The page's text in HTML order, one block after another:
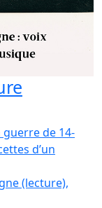
de 14-
d’un
(lecture),